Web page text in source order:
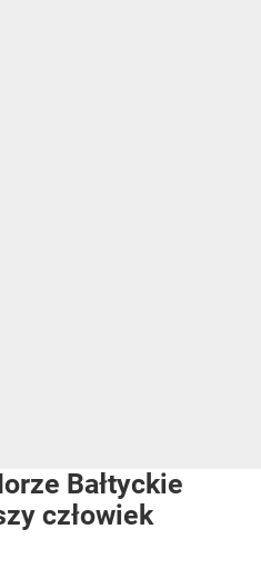
Bałtyckie
człowiek